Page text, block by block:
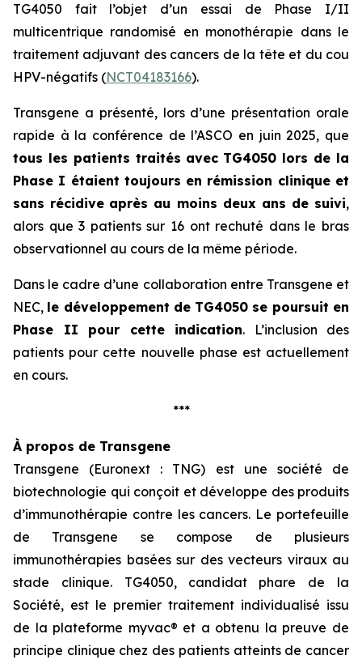
TG4050 fait l’objet d’un essai de Phase I/II
multicentrique randomisé en monothérapie dans le
traitement adjuvant des cancers de la tête et du cou
HPV-négatifs (NCT04183166).
Transgene a présenté, lors d’une présentation orale
rapide à la conférence de l’ASCO en juin 2025, que
tous les patients traités avec TG4050 lors de la
Phase I étaient toujours en rémission clinique et
sans récidive après au moins deux ans de suivi,
alors que 3 patients sur 16 ont rechuté dans le bras
observationnel au cours de la même période.
Dans le cadre d’une collaboration entre Transgene et
NEC, le développement de TG4050 se poursuit en
Phase II pour cette indication. L’inclusion des
patients pour cette nouvelle phase est actuellement
en cours.
***
À propos de Transgene
Transgene (Euronext : TNG) est une société de
biotechnologie qui conçoit et développe des produits
d’immunothérapie contre les cancers. Le portefeuille
de Transgene se compose de plusieurs
immunothérapies basées sur des vecteurs viraux au
stade clinique. TG4050, candidat phare de la
Société, est le premier traitement individualisé issu
de la plateforme myvac® et a obtenu la preuve de
principe clinique chez des patients atteints de cancer